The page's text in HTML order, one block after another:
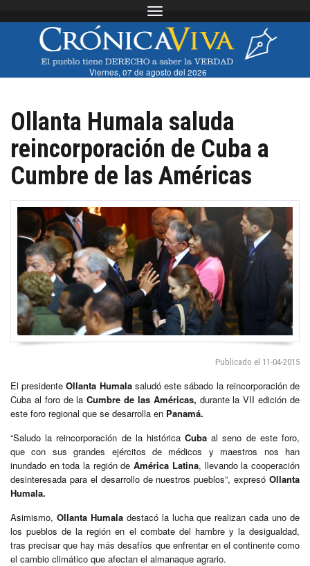
Toggle navigation
Viernes, 07 de agosto del 2026
Ollanta Humala saluda
reincorporación de Cuba a
Cumbre de las Américas
Publicado el 11-04-2015
El presidente Ollanta Humalasaludó este sábado la reincorporación de
Cuba al foro de laCumbre de las Américas, durante la VII edición de
este foro regional que se desarrolla en Panamá.
“Saludo la reincorporación de la históricaCuba al seno de este foro,
que con sus grandes ejércitos de médicos y maestros nos han
inundado en toda la región deAmérica Latina, llevando la cooperación
desinteresada para el desarrollo de nuestros pueblos”, expresó Ollanta
Humala.
Asimismo, Ollanta Humaladestacó la lucha que realizan cada uno de
los pueblos de la región en el combate del hambre y la desigualdad,
tras precisar que hay más desafíos que enfrentar en el continente como
el cambio climático que afectan el almanaque agrario.